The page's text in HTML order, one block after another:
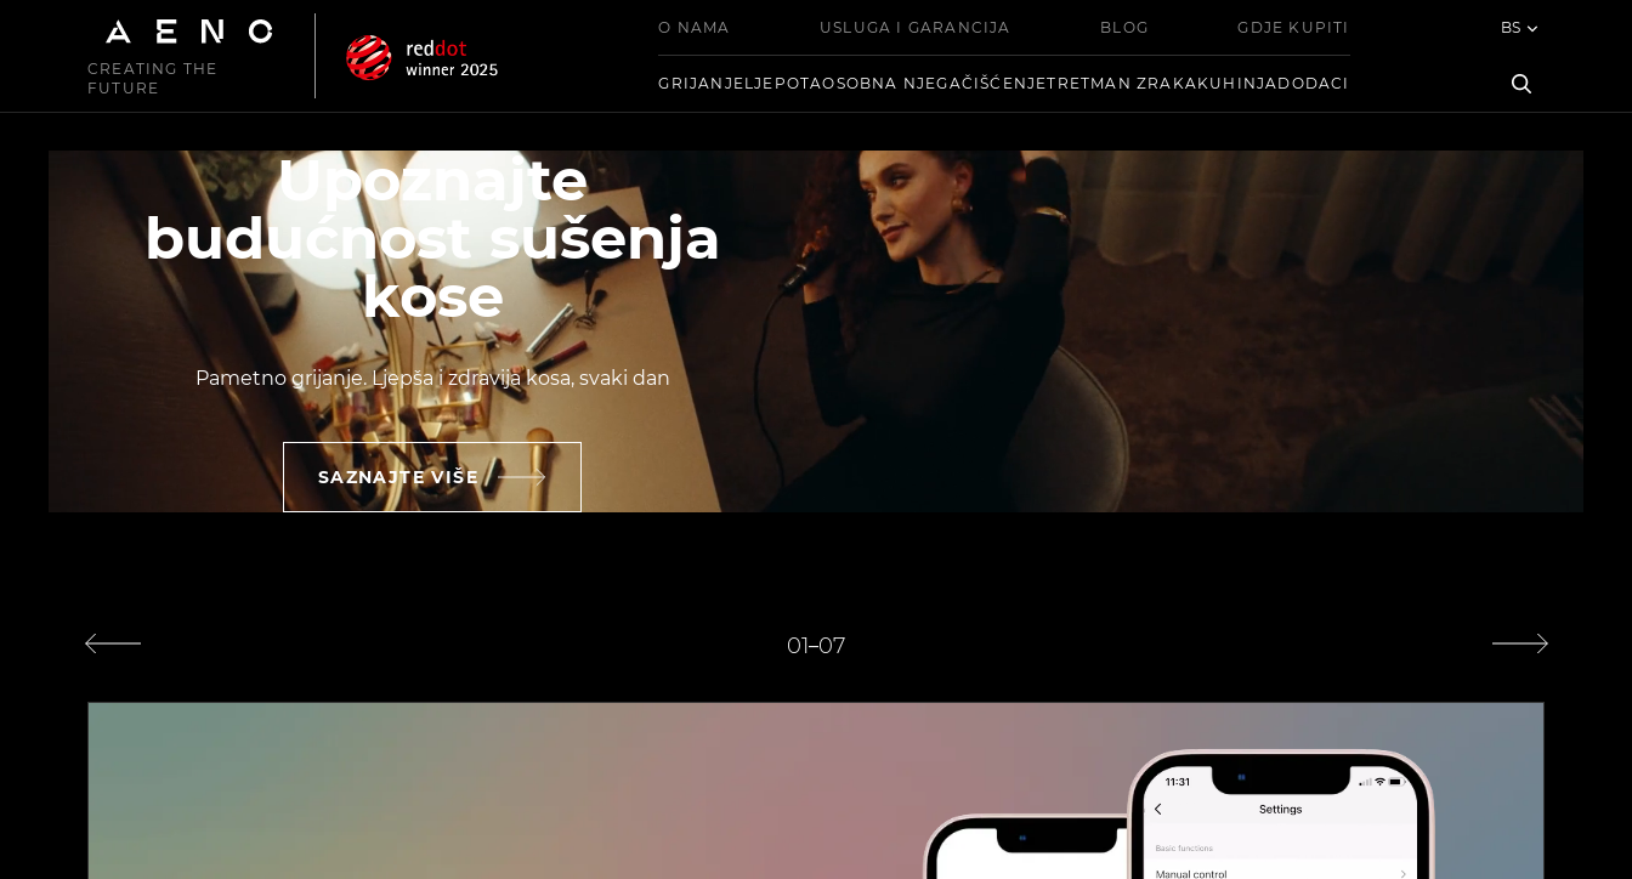
CREATING THE
FUTURE
O NAMA USLUGA I GARANCIJA BLOG GDJE KUPITI
GRIJANJELJEPOTAOSOBNA NJEGAČIŠĆENJETRETMAN ZRAKAKUHINJADODACI
BS
01–07
Upoznajte
budućnost sušenja
kose
Pametno grijanje. Ljepša i zdravija kosa, svaki dan
SAZNAJTE VIŠE